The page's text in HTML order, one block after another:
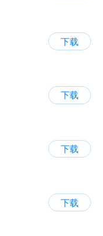
下载
下载
下载
下载